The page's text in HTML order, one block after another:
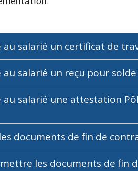
salarié un certificat de
salarié un reçu pour
salarié une attestation
documents de fin de
les documents de fin